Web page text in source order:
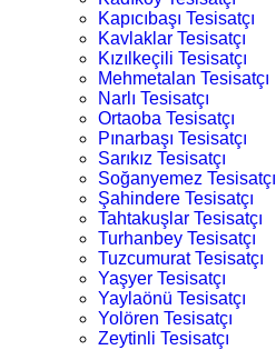
Kapıcıbaşı Tesisatçı
Kavlaklar Tesisatçı
Kızılkeçili Tesisatçı
Mehmetalan Tesisatçı
Narlı Tesisatçı
Ortaoba Tesisatçı
Pınarbaşı Tesisatçı
Sarıkız Tesisatçı
Soğanyemez Tesisatçı
Şahindere Tesisatçı
Tahtakuşlar Tesisatçı
Turhanbey Tesisatçı
Tuzcumurat Tesisatçı
Yaşyer Tesisatçı
Yaylaönü Tesisatçı
Yolören Tesisatçı
Zeytinli Tesisatçı